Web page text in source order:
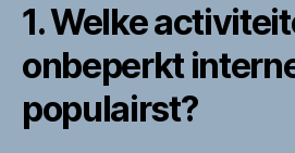
1. Welke
onbeperkt
populairst?